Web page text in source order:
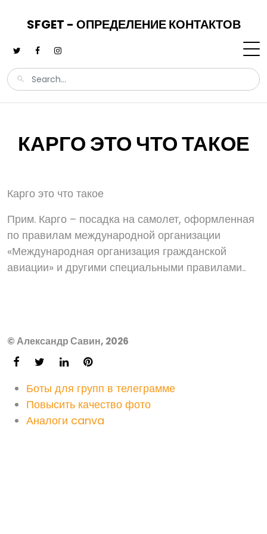
SFGET - ОПРЕДЕЛЕНИЕ КОНТАКТОВ
КАРГО ЭТО ЧТО ТАКОЕ
Карго это что такое
Прим. Карго – посадка на самолет, оформленная
по правилам международной организации
«Международная организация гражданской
авиации» и другими специальными правилами..
© Александр Савин, 2026
Боты для групп в телеграмме
Повысить качество фото
Аналоги canva